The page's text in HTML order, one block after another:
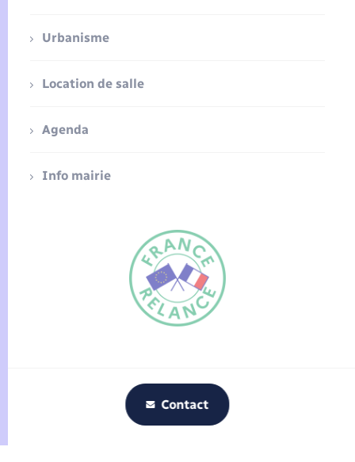
FR
Contact
Urbanisme
Location de salle
Agenda
Info mairie